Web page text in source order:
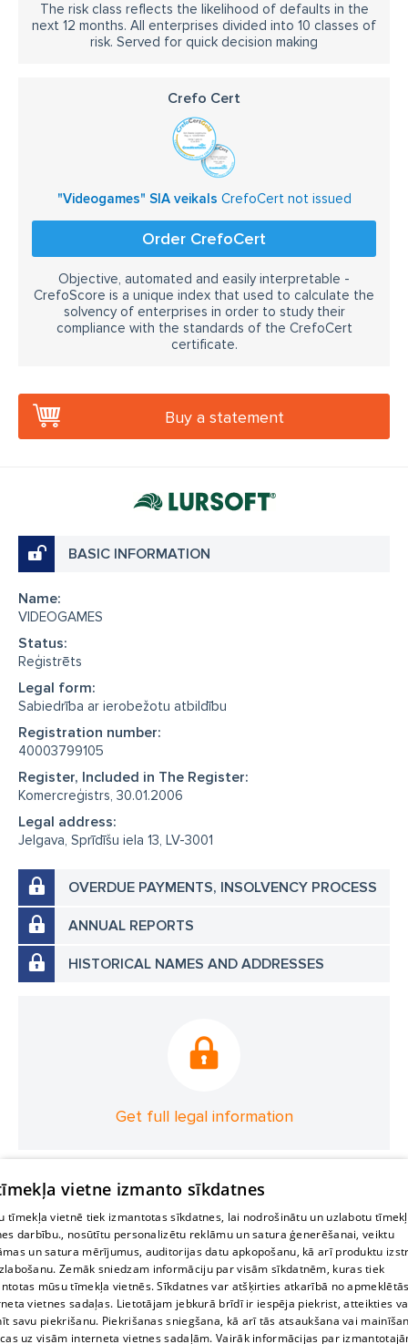
The risk class reflects the likelihood of defaults in the
next 12 months. All enterprises divided into 10 classes of
risk. Served for quick decision making
Crefo Cert
"Videogames" SIA veikals CrefoCert not issued
Order CrefoCert
Objective, automated and easily interpretable -
CrefoScore is a unique index that used to calculate the
solvency of enterprises in order to study their
compliance with the standards of the CrefoCert
certificate.
Buy a statement
BASIC INFORMATION
Name:
VIDEOGAMES
Status:
Reģistrēts
Legal form:
Sabiedrība ar ierobežotu atbildību
Registration number:
40003799105
Register, Included in The Register:
Komercreģistrs, 30.01.2006
Legal address:
Jelgava, Sprīdīšu iela 13, LV-3001
OVERDUE PAYMENTS, INSOLVENCY PROCESS
ANNUAL REPORTS
HISTORICAL NAMES AND ADDRESSES
Get full legal information
vietne izmanto sīkdatnes
tīmekļa vietnē tiek izmantotas sīkdatnes, lai nodrošinātu un uzlabotu
darbību., nosūtītu personalizētu reklāmu un satura ģenerēšanai, veiktu
un satura mērījumus, auditorijas datu apkopošanu, kā arī produktu
Zemāk sniedzam informāciju par visām sīkdatnēm, kuras tiek
mūsu tīmekļa vietnēs. Sīkdatnes var atšķirties atkarībā no
vietnes sadaļas. Lietotājam jebkurā brīdī ir iespēja piekrist, atteikties
savu piekrišanu. Piekrišanas sniegšana, kā arī tās atsaukšana vai
uz visām interneta vietnes sadaļām. Vairāk informācijas par